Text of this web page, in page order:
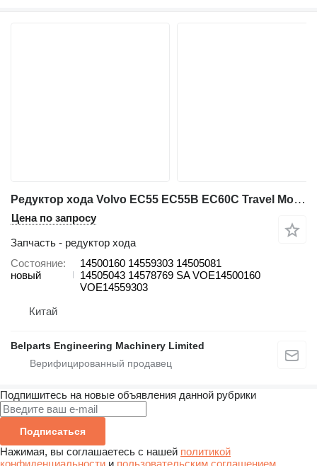
Редуктор хода Volvo EC55 EC55B EC60C Travel Motor 14500160 для экскаватора Volvo
Цена по запросу
Запчасть - редуктор хода
Состояние
новый
14500160 14559303 14505081
14505043 14578769 SA VOE14500160
VOE14559303
Китай
Belparts Engineering Machinery Limited
Подпишитесь на новые объявления данной рубрики
Подписаться
Нажимая, вы соглашаетесь с нашей политикой
конфиденциальности и пользовательским соглашением.